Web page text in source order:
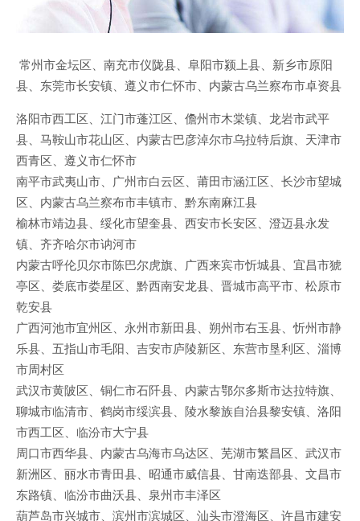
常州市金坛区、南充市仪陇县、阜阳市颍上县、新乡市原阳
县、东莞市长安镇、遵义市仁怀市、内蒙古乌兰察布市卓资县
洛阳市西工区、江门市蓬江区、儋州市木棠镇、龙岩市武平
县、马鞍山市花山区、内蒙古巴彦淖尔市乌拉特后旗、天津市
西青区、遵义市仁怀市
南平市武夷山市、广州市白云区、莆田市涵江区、长沙市望城
区、内蒙古乌兰察布市丰镇市、黔东南麻江县
榆林市靖边县、绥化市望奎县、西安市长安区、澄迈县永发
镇、齐齐哈尔市讷河市
内蒙古呼伦贝尔市陈巴尔虎旗、广西来宾市忻城县、宜昌市猇
亭区、娄底市娄星区、黔西南安龙县、晋城市高平市、松原市
乾安县
广西河池市宜州区、永州市新田县、朔州市右玉县、忻州市静
乐县、五指山市毛阳、吉安市庐陵新区、东营市垦利区、淄博
市周村区
武汉市黄陂区、铜仁市石阡县、内蒙古鄂尔多斯市达拉特旗、
聊城市临清市、鹤岗市绥滨县、陵水黎族自治县黎安镇、洛阳
市西工区、临汾市大宁县
周口市西华县、内蒙古乌海市乌达区、芜湖市繁昌区、武汉市
新洲区、丽水市青田县、昭通市威信县、甘南迭部县、文昌市
东路镇、临汾市曲沃县、泉州市丰泽区
葫芦岛市兴城市、滨州市滨城区、汕头市澄海区、许昌市建安